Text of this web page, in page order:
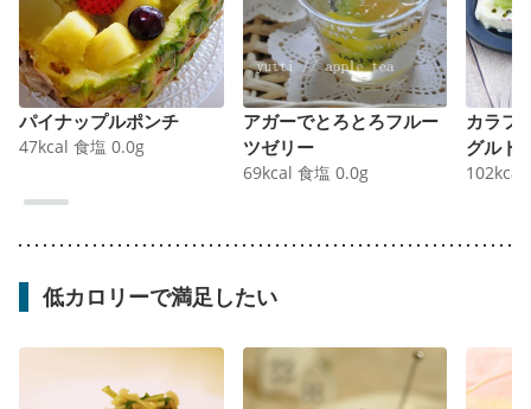
パイナップルポンチ
47kcal 食塩 0.0g
アガーでとろとろフルー
ツゼリー
69kcal 食塩 0.0g
カラフ
グルト
102kcal
低カロリーで満足したい